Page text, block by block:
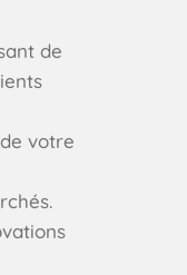
de
votre